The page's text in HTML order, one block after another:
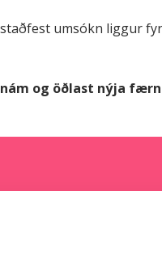
umsókn liggur
og öðlast nýja